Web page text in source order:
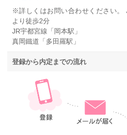
※詳しくはお問い合わせください。
より徒歩2分
JR宇都宮線「岡本駅」
真岡鐵道「多田羅駅」
登録から内定までの流れ